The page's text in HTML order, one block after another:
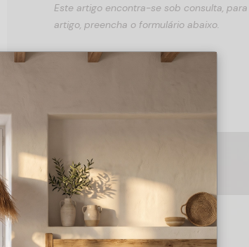
Este artigo encontra-se sob consulta,
artigo, preencha o formulário abaixo.